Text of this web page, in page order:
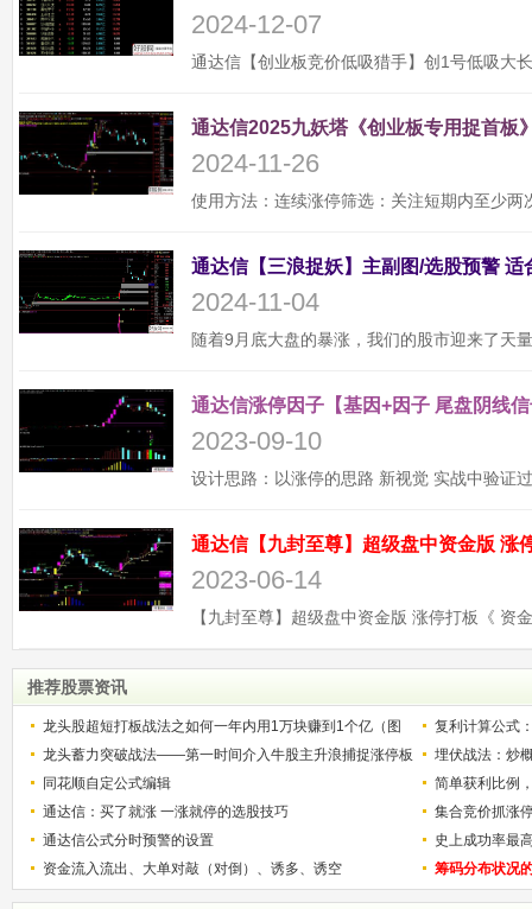
2024-12-07
通达信2025九妖塔《创业板专用捉首板
2024-11-26
2024-11-04
通达信涨停因子【基因+因子 尾盘阴线
2023-09-10
2023-06-14
推荐股票资讯
龙头股超短打板战法之如何一年内用1万块赚到1个亿（图
解）
复利计算公式
少？
龙头蓄力突破战法——第一时间介入牛股主升浪捕捉涨停板
的技巧（图解）
埋伏战法：炒
同花顺自定公式编辑
简单获利比例
用
通达信：买了就涨 一涨就停的选股技巧
集合竞价抓涨
通达信公式分时预警的设置
史上成功率最
称选股法宝！
资金流入流出、大单对敲（对倒）、诱多、诱空 筹码分布状况